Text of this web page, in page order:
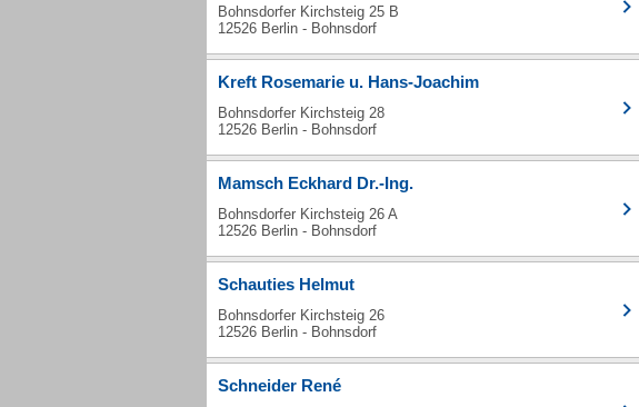
Bohnsdorfer Kirchsteig 25 B
12526 Berlin - Bohnsdorf
Kreft Rosemarie u. Hans-Joachim
Bohnsdorfer Kirchsteig 28
12526 Berlin - Bohnsdorf
Mamsch Eckhard Dr.-Ing.
Bohnsdorfer Kirchsteig 26 A
12526 Berlin - Bohnsdorf
Schauties Helmut
Bohnsdorfer Kirchsteig 26
12526 Berlin - Bohnsdorf
Schneider René